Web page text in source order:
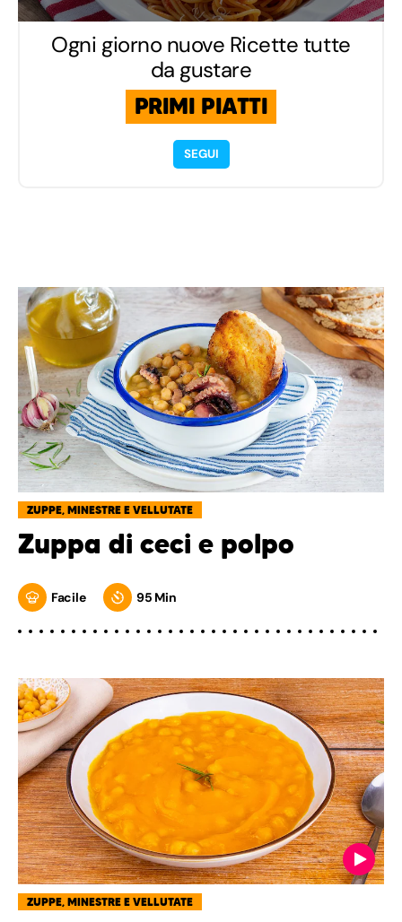
Ogni giorno nuove Ricette tutte
da gustare
PRIMI PIATTI
SEGUI
ZUPPE, MINESTRE E VELLUTATE
Zuppa di ceci e polpo
Facile 95 Min
ZUPPE, MINESTRE E VELLUTATE